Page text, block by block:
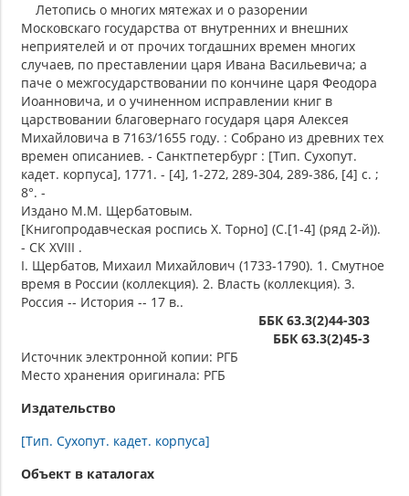
Летопись о многих мятежах и о разорении
Московскаго государства от внутренних и внешних
неприятелей и от прочих тогдашних времен многих
случаев, по преставлении царя Ивана Васильевича; а
паче о межгосударствовании по кончине царя Феодора
Иоанновича, и о учиненном исправлении книг в
царствовании благовернаго государя царя Алексея
Михайловича в 7163/1655 году. : Собрано из древних тех
времен описаниев. - Санктпетербург : [Тип. Сухопут.
кадет. корпуса], 1771. - [4], 1-272, 289-304, 289-386, [4] с. ;
8°. -
Издано М.М. Щербатовым.
[Книгопродавческая роспись Х. Торно] (С.[1-4] (ряд 2-й)).
- СК XVIII .
I. Щербатов, Михаил Михайлович (1733-1790). 1. Смутное
время в России (коллекция). 2. Власть (коллекция). 3.
Россия -- История -- 17 в..
ББК 63.3(2)44-303
ББК 63.3(2)45-3
Источник электронной копии: РГБ
Место хранения оригинала: РГБ
Издательство
[Тип. Сухопут. кадет. корпуса]
Объект в каталогах